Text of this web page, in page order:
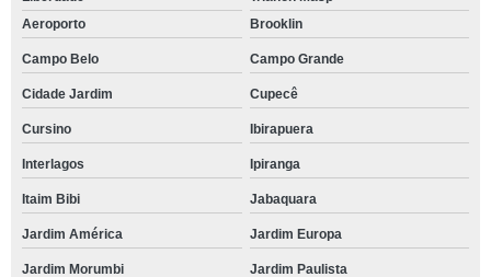
Aeroporto
Brooklin
Campo Belo Campo Grande
Cidade Jardim Cupecê
Cursino Ibirapuera
Interlagos Ipiranga
Itaim Bibi Jabaquara
Jardim América Jardim Europa
Jardim Morumbi Jardim Paulista